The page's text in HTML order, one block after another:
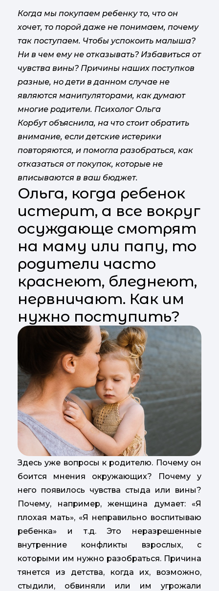
Когда мы покупаем ребенку то, что он
хочет, то порой даже не понимаем, почему
так поступаем. Чтобы успокоить малыша?
Ни в чем ему не отказывать? Избавиться от
чувства вины? Причины наших поступков
разные, но дети в данном случае не
являются манипуляторами, как думают
многие родители. Психолог Ольга
Корбут объяснила, на что стоит обратить
внимание, если детские истерики
повторяются, и помогла разобраться, как
отказаться от покупок, которые не
вписываются в ваш бюджет.
Ольга, когда ребенок
истерит, а все вокруг
осуждающе смотрят
на маму или папу, то
родители часто
краснеют, бледнеют,
нервничают. Как им
нужно поступить?
Здесь уже вопросы к родителю. Почему он
боится мнения окружающих? Почему у
него появилось чувства стыда или вины?
Почему, например, женщина думает: «Я
плохая мать», «Я неправильно воспитываю
ребенка» и т.д. Это неразрешенные
внутренние конфликты взрослых, с
которыми им нужно разобраться. Причина
тянется из детства, когда их, возможно,
стыдили, обвиняли или им угрожали